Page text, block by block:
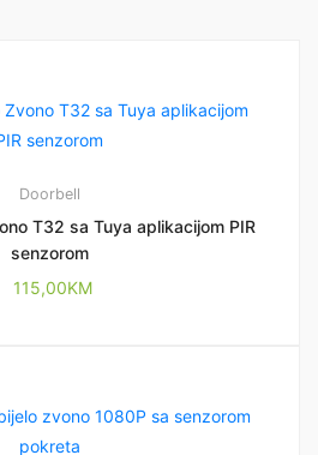
Doorbell
T32 sa Tuya aplikacijom PIR
senzorom
115,00KM